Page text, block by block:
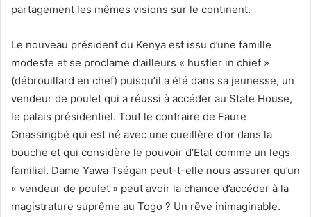
partagement les mêmes visions sur le continent.
Le nouveau président du Kenya est issu d’une famille
modeste et se proclame d’ailleurs « hustler in chief »
(débrouillard en chef) puisqu’il a été dans sa jeunesse, un
vendeur de poulet qui a réussi à accéder au State House,
le palais présidentiel. Tout le contraire de Faure
Gnassingbé qui est né avec une cueillère d’or dans la
bouche et qui considère le pouvoir d’Etat comme un legs
familial. Dame Yawa Tségan peut-t-elle nous assurer qu’un
« vendeur de poulet » peut avoir la chance d’accéder à la
magistrature suprême au Togo ? Un rêve inimaginable.